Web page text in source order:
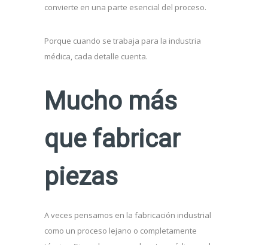
convierte en una parte esencial del proceso.
Porque cuando se trabaja para la industria
médica, cada detalle cuenta.
Mucho más
que fabricar
piezas
A veces pensamos en la fabricación industrial
como un proceso lejano o completamente